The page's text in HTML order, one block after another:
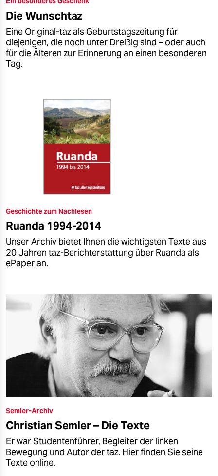
epaper login
Die Wunschtaz
Eine Original-taz als Geburtstagszeitung für
diejenigen, die noch unter Dreißig sind – oder auch
für die Älteren zur Erinnerung an einen besonderen
Tag.
Geschichte zum Nachlesen
Ruanda 1994-2014
Unser Archiv bietet Ihnen die wichtigsten Texte aus
20 Jahren taz-Berichterstattung über Ruanda als
ePaper an.
Semler-Archiv
Christian Semler – Die Texte
Er war Studentenführer, Begleiter der linken
Bewegung und Autor der taz. Hier finden Sie seine
Texte online.